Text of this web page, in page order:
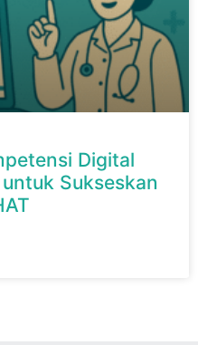
Digital
Sukseskan